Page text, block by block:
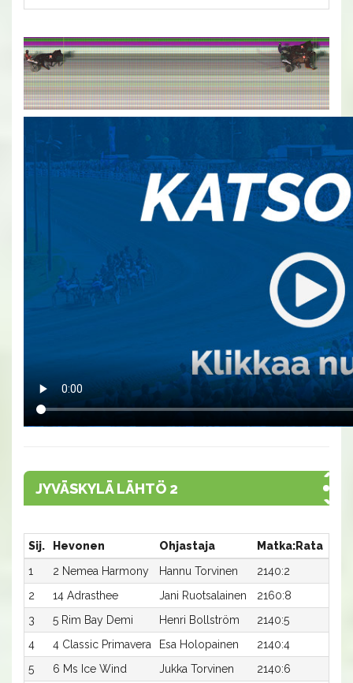
JYVÄSKYLÄ LÄHTÖ 2
Sij. Hevonen Ohjastaja Matka:Rata
1
2 Nemea Harmony Hannu Torvinen 2140:2
2
14 Adrasthee Jani Ruotsalainen 2160:8
3
5 Rim Bay Demi Henri Bollström 2140:5
4
4 Classic Primavera Esa Holopainen 2140:4
5
6 Ms Ice Wind Jukka Torvinen 2140:6